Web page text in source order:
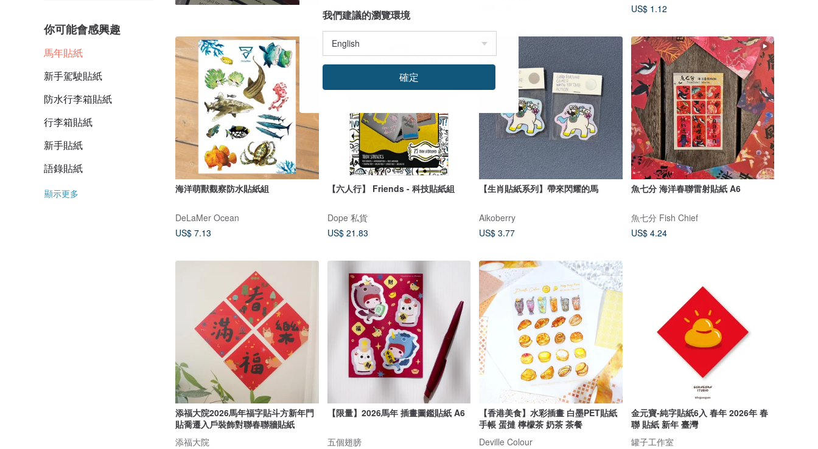
你可能會感興趣
馬年貼紙
新手駕駛貼紙
防水行李箱貼紙
行李箱貼紙
新手貼紙
語錄貼紙
顯示更多
US$ 2.68
US$ 1.12
海洋萌獸觀察防水貼紙組
DeLaMer Ocean
US$ 7.13
【六人行】 Friends - 科技貼紙組
Dope 私貨
US$ 21.83
【生肖貼紙系列】帶來閃耀的馬
Aikoberry
US$ 3.77
魚七分 海洋春聯雷射貼紙 A6
魚七分 Fish Chief
US$ 4.24
添福大院2026馬年福字貼斗方新年門
貼喬遷入戶裝飾對聯春聯牆貼紙
添福大院
【限量】2026馬年 插畫圖鑑貼紙 A6
五個翅膀
【香港美食】水彩插畫 白墨PET貼紙
手帳 蛋撻 檸檬茶 奶茶 茶餐
Deville Colour
金元寶-純字貼紙6入 春年 2026年 春
聯 貼紙 新年 臺灣
罐子工作室
我們建議的瀏覽環境
確定